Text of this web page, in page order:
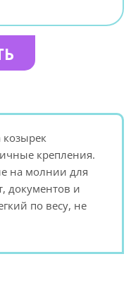
крепления.
на молнии для
документов и
по весу, не